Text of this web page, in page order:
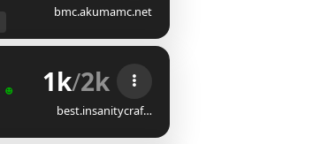
bmc.akumamc.net
☻ 1k/2k
best.insanitycraf…